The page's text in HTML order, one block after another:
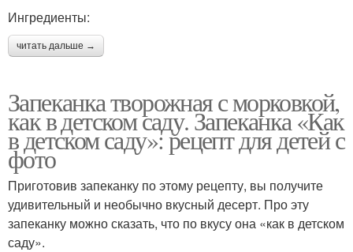
Ингредиенты:
читать дальше →
Запеканка творожная с морковкой,
как в детском саду. Запеканка «Как
в детском саду»: рецепт для детей с
фото
Приготовив запеканку по этому рецепту, вы получите
удивительный и необычно вкусный десерт. Про эту
запеканку можно сказать, что по вкусу она «как в детском
саду».